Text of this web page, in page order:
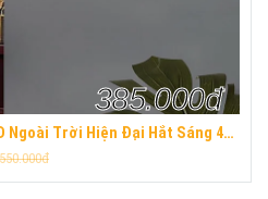
Ngoài Trời Hiện Đại Hắt Sáng 4
Chống Nước UPLED
385.000đ
550.000đ